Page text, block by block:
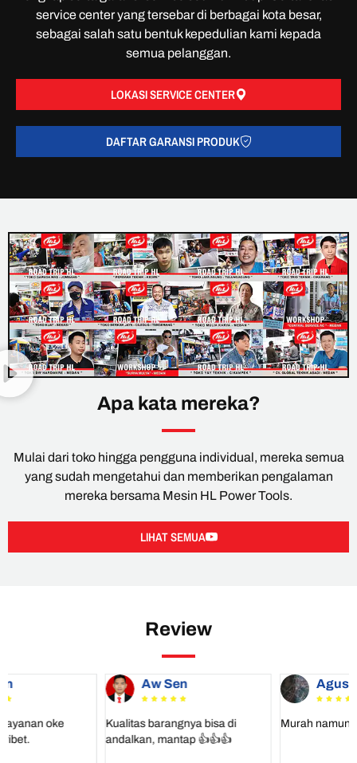
service center yang tersebar di berbagai kota besar,
sebagai salah satu bentuk kepedulian kami kepada
semua pelanggan.
LOKASI SERVICE CENTER
DAFTAR GARANSI PRODUK
Apa kata mereka?
Mulai dari toko hingga pengguna individual, mereka semua
yang sudah mengetahui dan memberikan pengalaman
mereka bersama Mesin HL Power Tools.
LIHAT SEMUA
Review
Kualitas barangnya bisa di
andalkan, mantap 👍👍👍
Murah namun tidak murahan...